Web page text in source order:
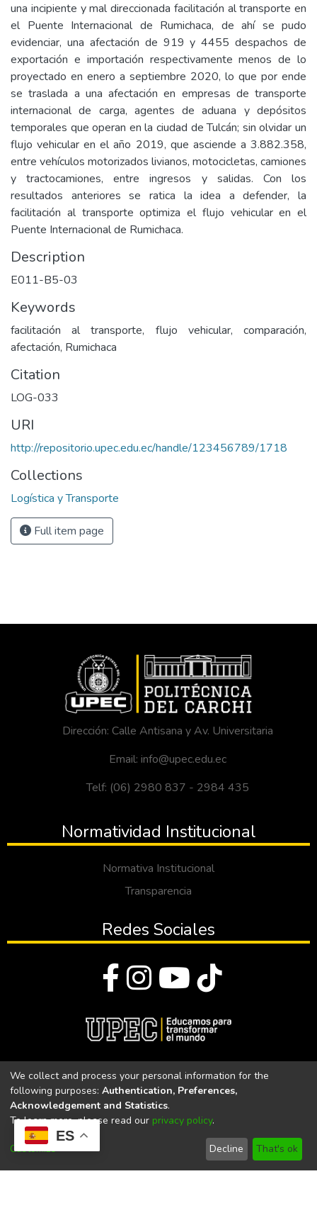
ES
una incipiente y mal direccionada facilitación al transporte en
el Puente Internacional de Rumichaca, de ahí se pudo
evidenciar, una afectación de 919 y 4455 despachos de
exportación e importación respectivamente menos de lo
proyectado en enero a septiembre 2020, lo que por ende
se traslada a una afectación en empresas de transporte
internacional de carga, agentes de aduana y depósitos
temporales que operan en la ciudad de Tulcán; sin olvidar un
flujo vehicular en el año 2019, que asciende a 3.882.358,
entre vehículos motorizados livianos, motocicletas, camiones
y tractocamiones, entre ingresos y salidas. Con los
resultados anteriores se ratica la idea a defender, la
facilitación al transporte optimiza el flujo vehicular en el
Puente Internacional de Rumichaca.
Description
E011-B5-03
Keywords
facilitación al transporte, flujo vehicular, comparación,
afectación, Rumichaca
Citation
LOG-033
URI
http://repositorio.upec.edu.ec/handle/123456789/1718
Collections
Logística y Transporte
Full item page
Dirección: Calle Antisana y Av. Universitaria
Email: info@upec.edu.ec
Telf: (06) 2980 837 - 2984 435
Normatividad Institucional
Normativa Institucional
Transparencia
Redes Sociales
Universidad Politécnica Estatal del Carchi
Universidad Politécnica Estatal del Carchi | Acreditada por el
CACES Resolución N°. 160-SE-33-CACES-2020
We collect and process your personal information for the
following purposes: Authentication, Preferences,
Acknowledgement and Statistics.
To learn more, please read our privacy policy.
Customize Decline That's ok